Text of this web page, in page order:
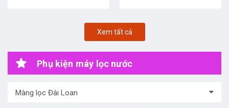
Xem tất cả
Phụ kiện máy lọc nước
Màng lọc Đài Loan